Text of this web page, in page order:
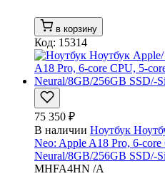
в корзину
Код: 15314
75 350 ₽
В наличии Ноутбук
Neo: Apple A18 Pro, 6-
Neural/8GB/256GB SSD/-
MHFA4HN /A